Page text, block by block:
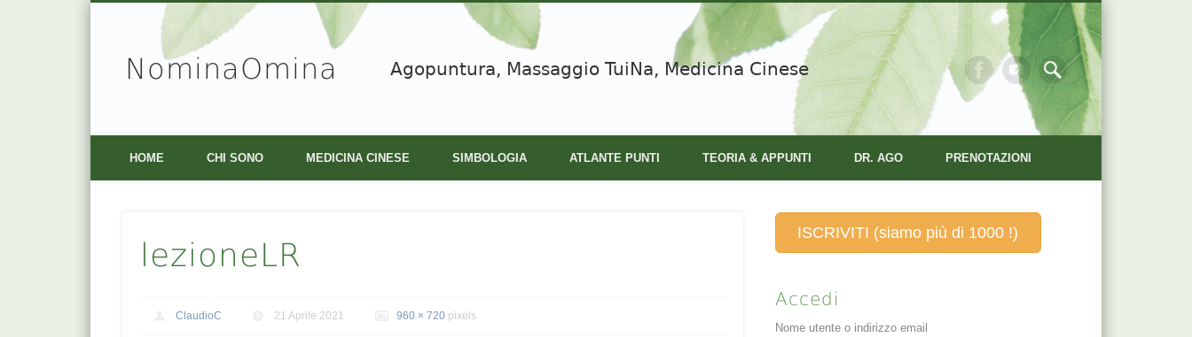
NominaOmina Agopuntura, Massaggio TuiNa, Medicina Cinese
Vimeo
HOME CHI SONO MEDICINA CINESE SIMBOLOGIA ATLANTE PUNTI TEORIA & APPUNTI DR. AGO PRENOTAZIONI
lezioneLR
ClaudioC 21 Aprile 2021 960 × 720 pixels
ISCRIVITI (siamo più di 1000 !)
Accedi
Nome utente o indirizzo email